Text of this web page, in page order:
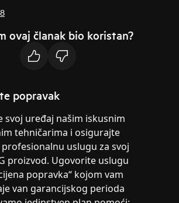
ovaj članak bio koristan?
popravak
svoj uređaj našim iskusnim
tehničarima i osigurajte
uslugu za svoj
proizvod. Ugovorite uslugu
popravka“ kojom vam
van garancijskog perioda